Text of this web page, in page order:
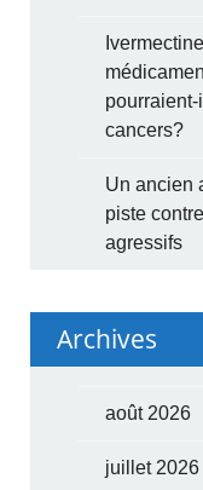
cancers?
Un ancien
piste
agressifs
Archives
août 2026
juillet 2026